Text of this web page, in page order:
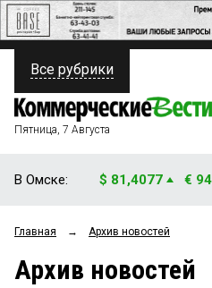
ПОЛИТИКА
ФИНАНСЫ
ОБЩЕСТВО
ЗАКОН
Все рубрики
Пятница, 7 Августа
В Омске: $ 81,4077 €
Главная → Архив новостей
Архив новостей